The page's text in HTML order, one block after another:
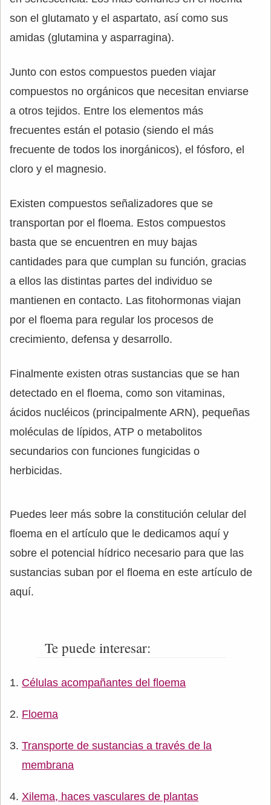
son el glutamato y el aspartato, así como sus
amidas (glutamina y asparragina).
Junto con estos compuestos pueden viajar
compuestos no orgánicos que necesitan enviarse
a otros tejidos. Entre los elementos más
frecuentes están el potasio (siendo el más
frecuente de todos los inorgánicos), el fósforo, el
cloro y el magnesio.
Existen compuestos señalizadores que se
transportan por el floema. Estos compuestos
basta que se encuentren en muy bajas
cantidades para que cumplan su función, gracias
a ellos las distintas partes del individuo se
mantienen en contacto. Las fitohormonas viajan
por el floema para regular los procesos de
crecimiento, defensa y desarrollo.
Finalmente existen otras sustancias que se han
detectado en el floema, como son vitaminas,
ácidos nucléicos (principalmente ARN), pequeñas
moléculas de lípidos, ATP o metabolitos
secundarios con funciones fungicidas o
herbicidas.
Puedes leer más sobre la constitución celular del
floema en el artículo que le dedicamos aquí y
sobre el potencial hídrico necesario para que las
sustancias suban por el floema en este artículo de
aquí.
Te puede interesar:
Células acompañantes del floema
Floema
Transporte de sustancias a través de la
membrana
Xilema, haces vasculares de plantas